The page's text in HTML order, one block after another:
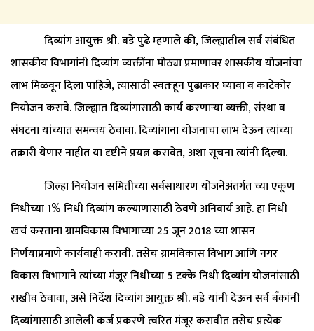
दिव्यांग आयुक्त श्री. बडे पुढे म्हणाले की, जिल्ह्यातील सर्व संबंधित
शासकीय विभागांनी दिव्यांग व्यक्तींना मोठ्या प्रमाणावर शासकीय योजनांचा
लाभ मिळवून दिला पाहिजे, त्यासाठी स्वतःहून पुढाकार घ्यावा व काटेकोर
नियोजन करावे. जिल्ह्यात दिव्यांगासाठी कार्य करणाऱ्या व्यक्ती, संस्था व
संघटना यांच्यात समन्वय ठेवावा. दिव्यांगाना योजनाचा लाभ देऊन त्यांच्या
तक्रारी येणार नाहीत या दृष्टीने प्रयत्न करावेत, अशा सूचना त्यांनी दिल्या.
जिल्हा नियोजन समितीच्या सर्वसाधारण योजनेअंतर्गत च्या एकूण
निधीच्या 1% निधी दिव्यांग कल्याणासाठी ठेवणे अनिवार्य आहे. हा निधी
खर्च करताना ग्रामविकास विभागाच्या 25 जून 2018 च्या शासन
निर्णयाप्रमाणे कार्यवाही करावी. तसेच ग्रामविकास विभाग आणि नगर
विकास विभागाने त्यांच्या मंजूर निधीच्या 5 टक्के निधी दिव्यांग योजनांसाठी
राखीव ठेवावा, असे निर्देश दिव्यांग आयुक्त श्री. बडे यांनी देऊन सर्व बँकांनी
दिव्यांगासाठी आलेली कर्ज प्रकरणे त्वरित मंजूर करावीत तसेच प्रत्येक